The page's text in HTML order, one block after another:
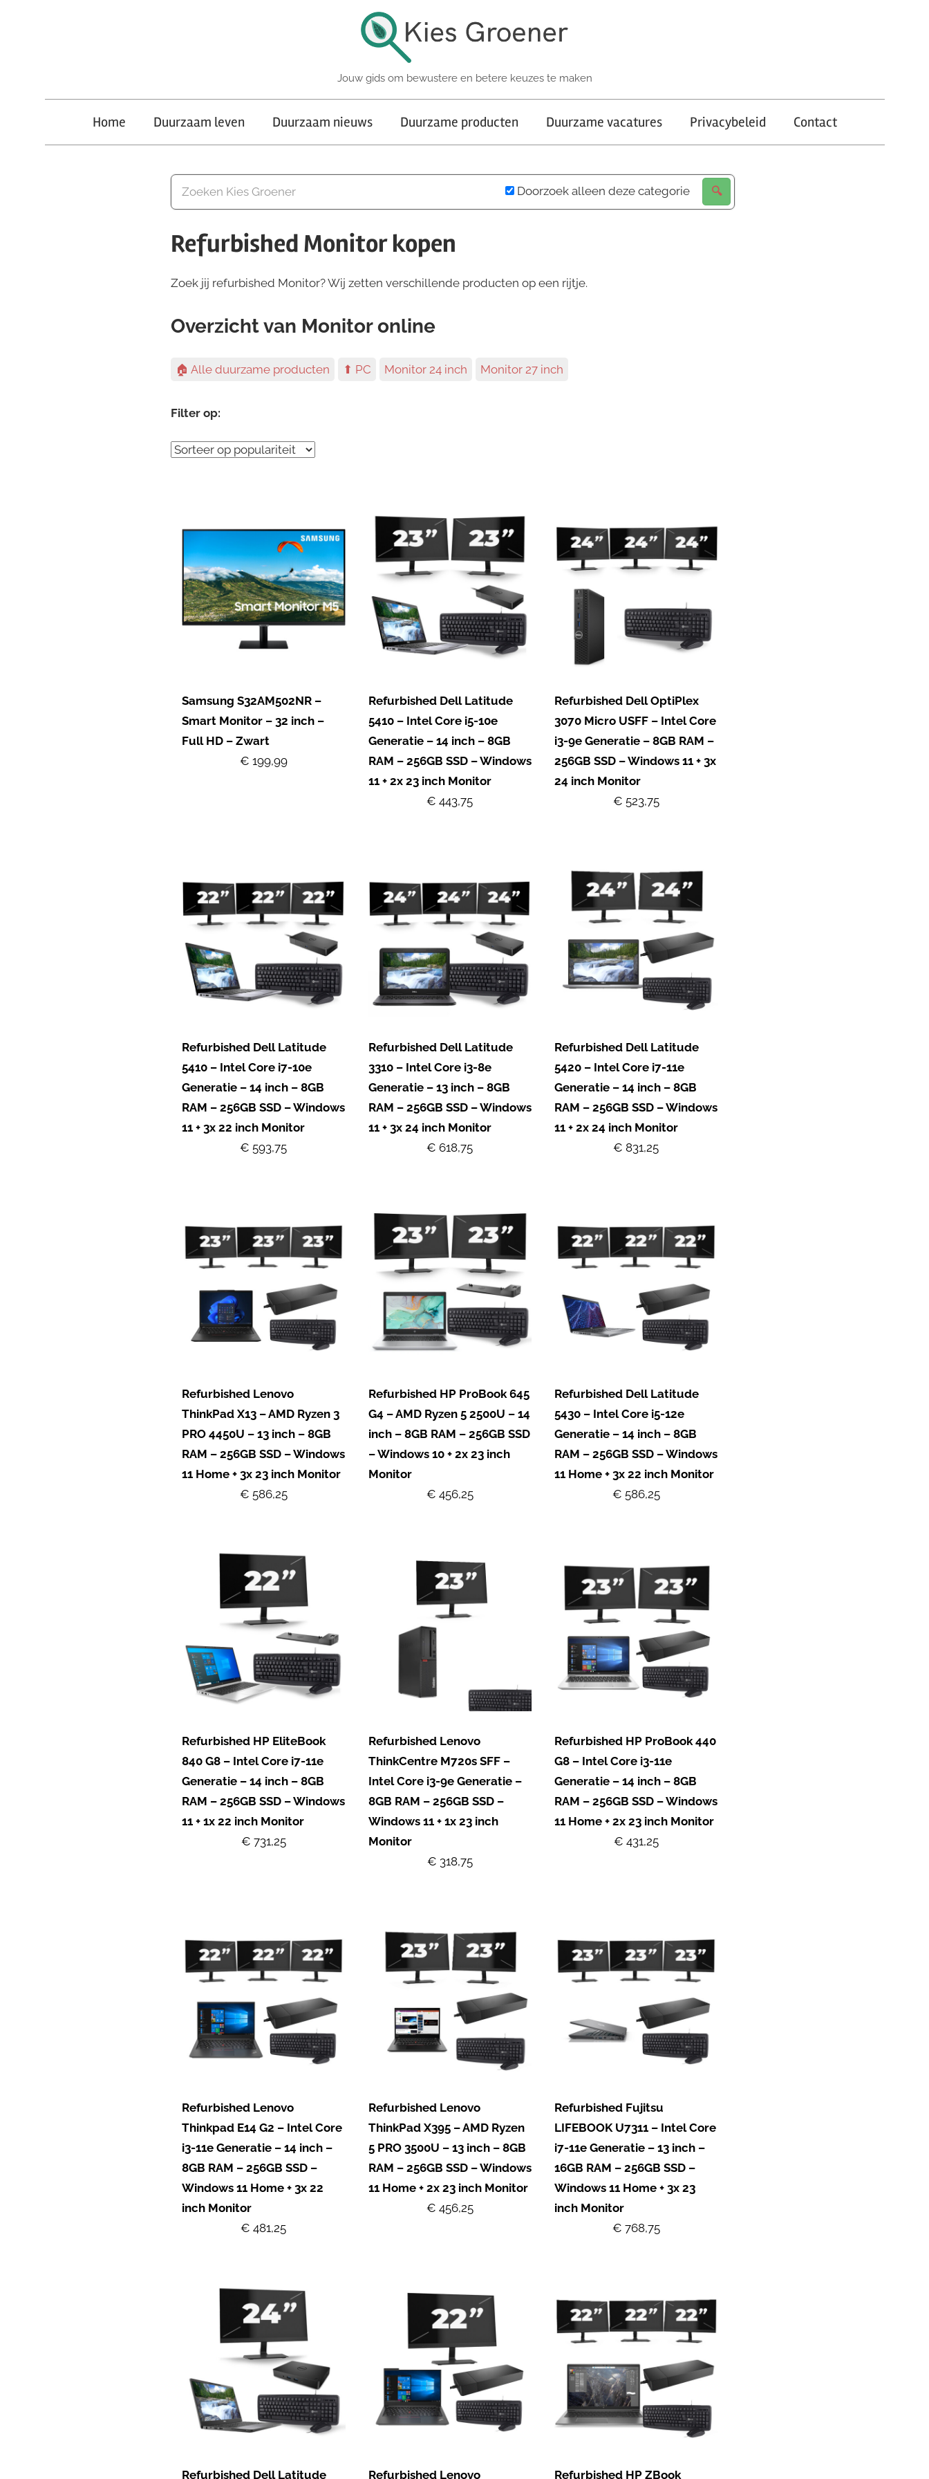
Kies
Groener
Jouw gids om bewustere en betere keuzes te maken
Home Duurzaam leven Duurzaam nieuws Duurzame producten Duurzame vacatures Privacybeleid Contact
Doorzoek alleen deze categorie
Refurbished Monitor kopen
Zoek jij refurbished Monitor? Wij zetten verschillende producten op een rijtje.
Overzicht van Monitor online
🏠 Alle duurzame producten ⬆ PC Monitor 24 inch Monitor 27 inch
Filter op:
Samsung S32AM502NR –
Smart Monitor – 32 inch –
Full HD – Zwart
€ 199,99
Refurbished Dell Latitude
5410 – Intel Core i5-10e
Generatie – 14 inch – 8GB
RAM – 256GB SSD – Windows
11 + 2x 23 inch Monitor
€ 443,75
Refurbished Dell OptiPlex
3070 Micro USFF – Intel Core
i3-9e Generatie – 8GB RAM –
256GB SSD – Windows 11 + 3x
24 inch Monitor
€ 523,75
Refurbished Dell Latitude
5410 – Intel Core i7-10e
Generatie – 14 inch – 8GB
RAM – 256GB SSD – Windows
11 + 3x 22 inch Monitor
€ 593,75
Refurbished Dell Latitude
3310 – Intel Core i3-8e
Generatie – 13 inch – 8GB
RAM – 256GB SSD – Windows
11 + 3x 24 inch Monitor
€ 618,75
Refurbished Dell Latitude
5420 – Intel Core i7-11e
Generatie – 14 inch – 8GB
RAM – 256GB SSD – Windows
11 + 2x 24 inch Monitor
€ 831,25
Refurbished Lenovo
ThinkPad X13 – AMD Ryzen 3
PRO 4450U – 13 inch – 8GB
RAM – 256GB SSD – Windows
11 Home + 3x 23 inch Monitor
€ 586,25
Refurbished HP ProBook 645
G4 – AMD Ryzen 5 2500U – 14
inch – 8GB RAM – 256GB SSD
– Windows 10 + 2x 23 inch
Monitor
€ 456,25
Refurbished Dell Latitude
5430 – Intel Core i5-12e
Generatie – 14 inch – 8GB
RAM – 256GB SSD – Windows
11 Home + 3x 22 inch Monitor
€ 586,25
Refurbished HP EliteBook
840 G8 – Intel Core i7-11e
Generatie – 14 inch – 8GB
RAM – 256GB SSD – Windows
11 + 1x 22 inch Monitor
€ 731,25
Refurbished Lenovo
ThinkCentre M720s SFF –
Intel Core i3-9e Generatie –
8GB RAM – 256GB SSD –
Windows 11 + 1x 23 inch
Monitor
€ 318,75
Refurbished HP ProBook 440
G8 – Intel Core i3-11e
Generatie – 14 inch – 8GB
RAM – 256GB SSD – Windows
11 Home + 2x 23 inch Monitor
€ 431,25
Refurbished Lenovo
Thinkpad E14 G2 – Intel Core
i3-11e Generatie – 14 inch –
8GB RAM – 256GB SSD –
Windows 11 Home + 3x 22
inch Monitor
€ 481,25
Refurbished Lenovo
ThinkPad X395 – AMD Ryzen
5 PRO 3500U – 13 inch – 8GB
RAM – 256GB SSD – Windows
11 Home + 2x 23 inch Monitor
€ 456,25
Refurbished Fujitsu
LIFEBOOK U7311 – Intel Core
i7-11e Generatie – 13 inch –
16GB RAM – 256GB SSD –
Windows 11 Home + 3x 23
inch Monitor
€ 768,75
Refurbished Dell Latitude Refurbished Lenovo Refurbished HP ZBook